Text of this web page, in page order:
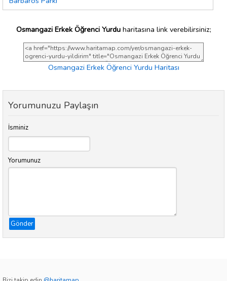
Osmangazi Erkek Öğrenci Yurduharitasına link verebilirsiniz;
Osmangazi Erkek Öğrenci Yurdu Haritası
Yorumunuzu Paylaşın
İsminiz
Yorumunuz
Gönder